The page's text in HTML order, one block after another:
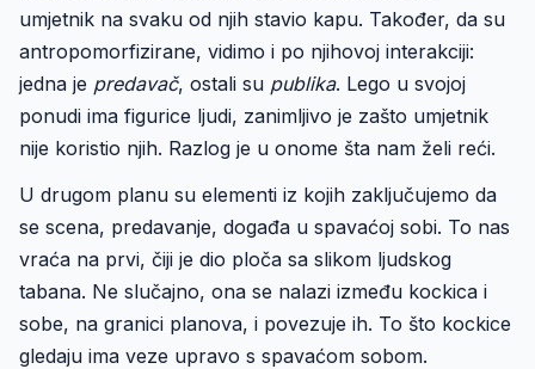
umjetnik na svaku od njih stavio kapu. Također, da su
antropomorfizirane, vidimo i po njihovoj interakciji:
jedna je predavač, ostali su publika. Lego u svojoj
ponudi ima figurice ljudi, zanimljivo je zašto umjetnik
nije koristio njih. Razlog je u onome šta nam želi reći.
U drugom planu su elementi iz kojih zaključujemo da
se scena, predavanje, događa u spavaćoj sobi. To nas
vraća na prvi, čiji je dio ploča sa slikom ljudskog
tabana. Ne slučajno, ona se nalazi između kockica i
sobe, na granici planova, i povezuje ih. To što kockice
gledaju ima veze upravo s spavaćom sobom.